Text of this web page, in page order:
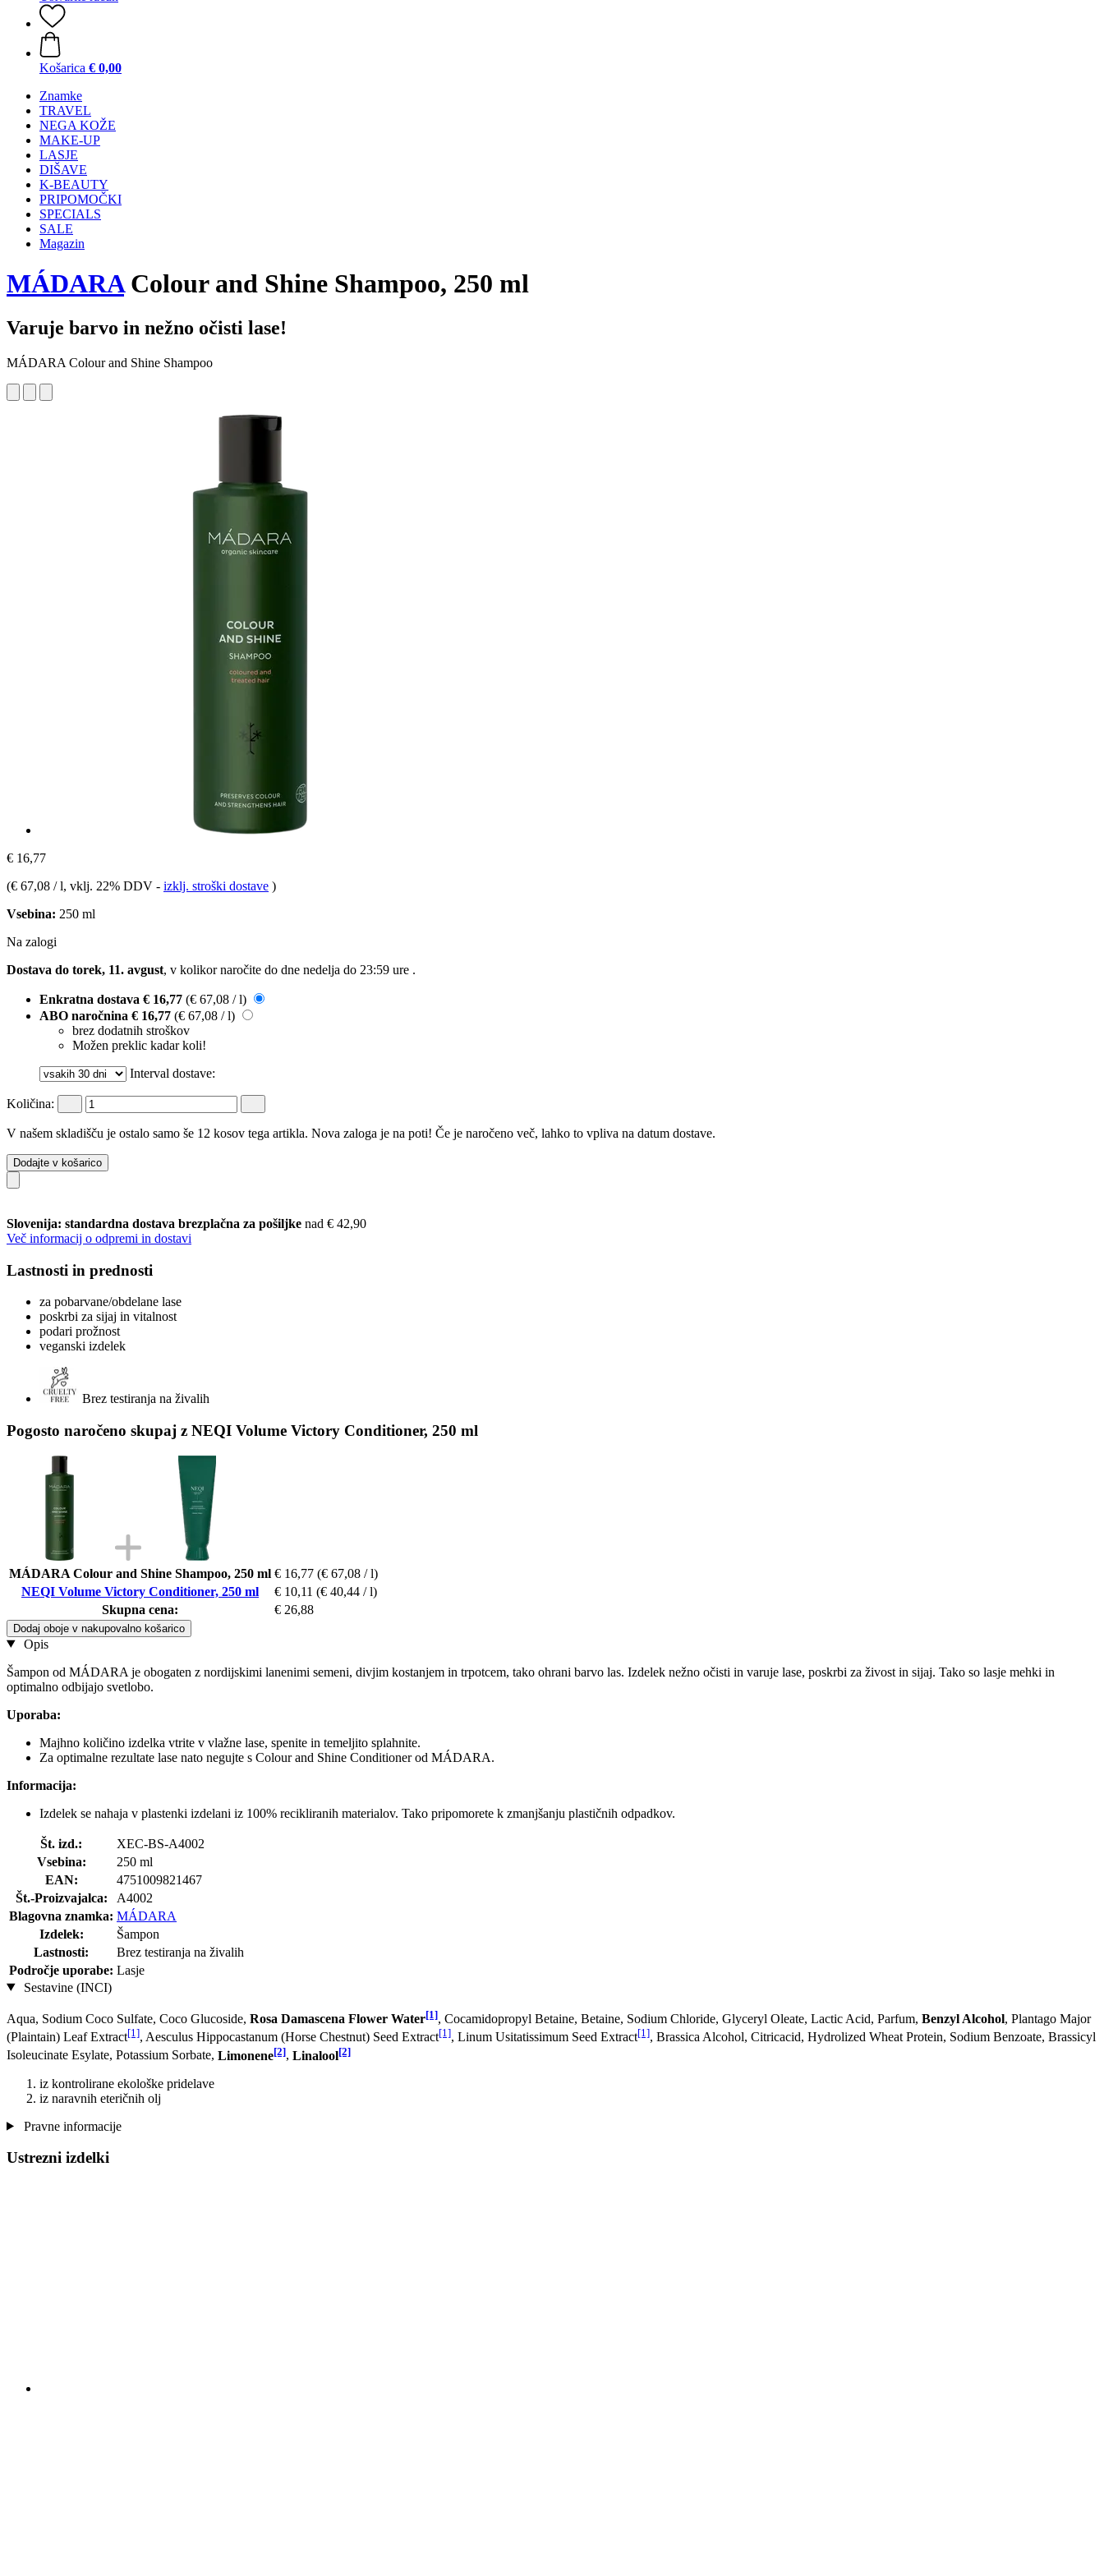
Košarica € 0,00
Znamke
TRAVEL
NEGA KOŽE
MAKE-UP
LASJE
DIŠAVE
K-BEAUTY
PRIPOMOČKI
SPECIALS
SALE
Magazin
MÁDARAColour and Shine Shampoo, 250 ml
Varuje barvo in nežno očisti lase!
MÁDARA Colour and Shine Shampoo
€ 16,77
(€ 67,08 / l, vklj. 22% DDV - izklj. stroški dostave )
Vsebina: 250 ml
Na zalogi
Dostava do torek, 11. avgust, v kolikor naročite do dne nedelja do 23:59 ure .
Enkratna dostava € 16,77 (€ 67,08 / l)
ABO naročnina € 16,77 (€ 67,08 / l)
brez dodatnih stroškov
Možen preklic kadar koli!
Interval dostave:
Količina:
V našem skladišču je ostalo samo še 12 kosov tega artikla. Nova zaloga je na poti! Če je naročeno več, lahko to vpliva na datum dostave.
Dodajte v košarico
Slovenija: standardna dostava brezplačna za pošiljke nad € 42,90
Več informacij o odpremi in dostavi
Lastnosti in prednosti
za pobarvane/obdelane lase
poskrbi za sijaj in vitalnost
podari prožnost
veganski izdelek
Brez testiranja na živalih
Pogosto naročeno skupaj z NEQI Volume Victory Conditioner, 250 ml
MÁDARA Colour and Shine Shampoo, 250 ml € 16,77 (€ 67,08 / l)
NEQI Volume Victory Conditioner, 250 ml
€ 10,11 (€ 40,44 / l)
Skupna cena:
€ 26,88
Dodaj oboje v nakupovalno košarico
Opis
Šampon od MÁDARA je obogaten z nordijskimi lanenimi semeni, divjim kostanjem in trpotcem, tako ohrani barvo las. Izdelek nežno očisti in varuje lase, poskrbi za živost in sijaj. Tako so lasje mehki in
optimalno odbijajo svetlobo.
Uporaba:
Majhno količino izdelka vtrite v vlažne lase, spenite in temeljito splahnite.
Za optimalne rezultate lase nato negujte s Colour and Shine Conditioner od MÁDARA.
Informacija:
Izdelek se nahaja v plastenki izdelani iz 100% recikliranih materialov. Tako pripomorete k zmanjšanju plastičnih odpadkov.
Št. izd.:
XEC-BS-A4002
Vsebina:
250 ml
EAN:
4751009821467
Št.-Proizvajalca:
A4002
Blagovna znamka: MÁDARA
Izdelek:
Šampon
Lastnosti:
Brez testiranja na živalih
Področje uporabe: Lasje
Sestavine (INCI)
Aqua, Sodium Coco­ Sulfate, Coco Glucoside, Rosa Damascena Flower Water[1], Cocamidopropyl Betaine, Betaine, Sodium Chloride, Glyceryl Oleate, Lactic Acid, Parfum, Benzyl Alcohol, Plantago Major
(Plaintain) Leaf Extract[1], Aesculus Hippocastanum (Horse Chestnut) Seed Extract[1], Linum Usitatissimum Seed Extract[1], Brassica Alcohol, Citricacid, Hydrolized Wheat Protein, Sodium Benzoate, Brassicyl
Isoleucinate Esylate, Potassium Sorbate, Limonene[2], Linalool[2]
iz kontrolirane ekološke pridelave
iz naravnih eteričnih olj
Pravne informacije
Ustrezni izdelki